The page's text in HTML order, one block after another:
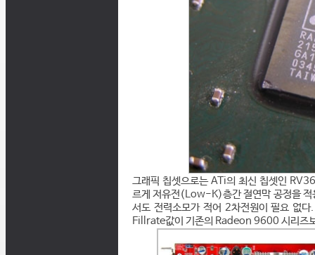
그래픽 칩셋으로는 ATi의 최신 칩셋인
르게 저유전(Low-K)층간 절연막 공정을 적
서도 전력소모가 적어 2차전원이 필요 없
Fillrate값이 기존의 Radeon 9600 시리즈